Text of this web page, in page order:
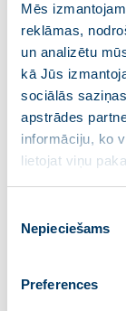
Mēs
reklāmas,
un analizētu
kā Jūs
sociālās
apstrādes
informāciju, ko
lietojat viņu
izvēle
Nepieciešams
Preferences
novadā
netiek
nedz
tikai
no tā,
Aldis
Viņš arī
problēmām un